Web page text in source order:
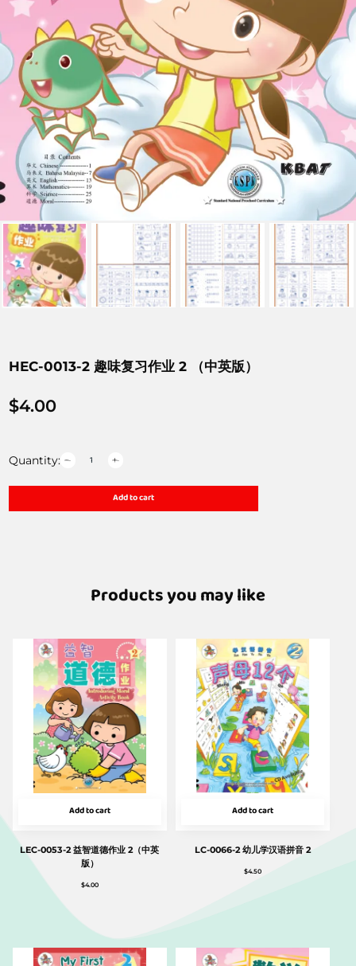
HEC-0013-2 趣味复习作业 2 （中英版）
$4.00
Quantity:
Add to cart
Products you may like
Add to cart
LEC-0053-2 益智道德作业 2（中英
版）
$4.00
Add to cart
LC-0066-2 幼儿学汉语拼音 2
$4.50